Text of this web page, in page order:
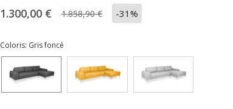
1.300,00 € 1.858,90 € -31%
Coloris: Gris foncé